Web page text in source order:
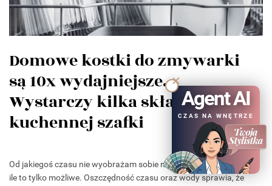
Domowe kostki do zmywarki
są 10x wydajniejsze.
Wystarczy kilka składników z
kuchennej szafki
Od jakiegoś czasu nie wyobrażam sobie myć naczyń ręcznie, o
ile to tylko możliwe. Oszczędność czasu oraz wody sprawia, że
Agent AI
CZAS NA WNĘTRZE